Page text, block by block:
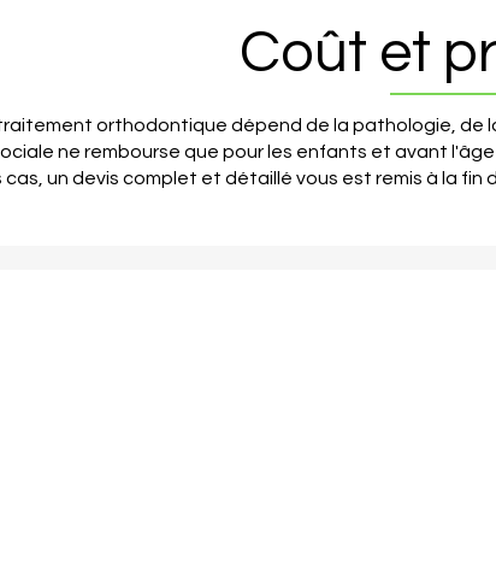
orthodontique dépend de la pathologie, de
ne rembourse que pour les enfants et avant
cas, un devis complet et détaillé vous est remis à la fin
Coût et